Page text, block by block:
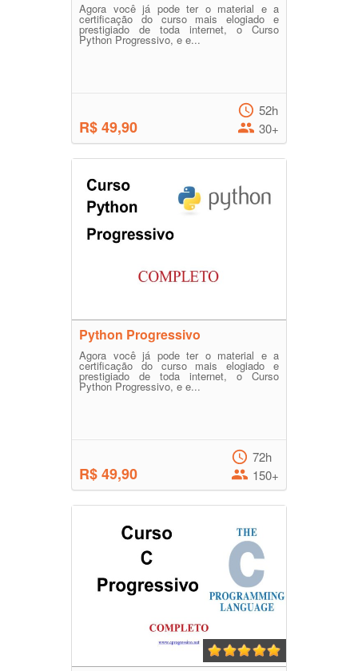
Agora você já pode ter o material e a
certificação do curso mais elogiado e
prestigiado de toda internet, o Curso
Python Progressivo, e e...
R$ 49,90
52h
30+
Python Progressivo
Agora você já pode ter o material e a
certificação do curso mais elogiado e
prestigiado de toda internet, o Curso
Python Progressivo, e e...
R$ 49,90
72h
150+